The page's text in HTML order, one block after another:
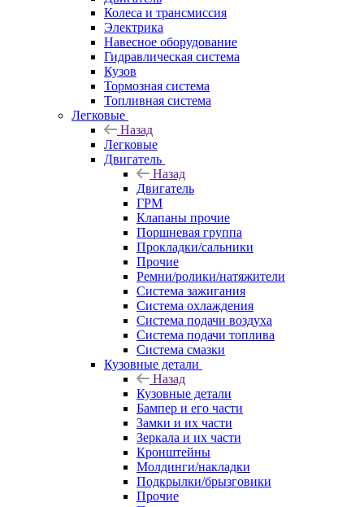
Колеса и трансмиссия
Электрика
Навесное оборудование
Гидравлическая система
Кузов
Тормозная система
Топливная система
Легковые
Назад
Легковые
Двигатель
Назад
Двигатель
ГРМ
Клапаны прочие
Поршневая группа
Прокладки/сальники
Прочие
Ремни/ролики/натяжители
Система зажигания
Система охлаждения
Система подачи воздуха
Система подачи топлива
Система смазки
Кузовные детали
Назад
Кузовные детали
Бампер и его части
Замки и их части
Зеркала и их части
Кронштейны
Молдинги/накладки
Подкрылки/брызговики
Прочие